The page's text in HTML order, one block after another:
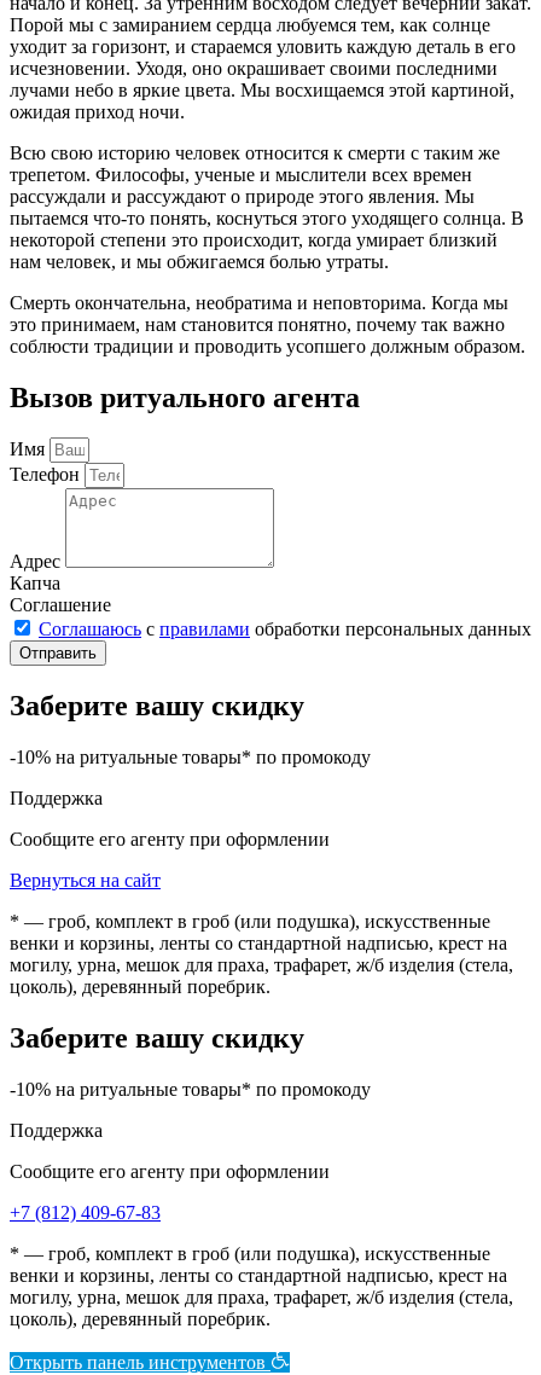
Порой мы с замиранием сердца любуемся тем, как солнце
уходит за горизонт, и стараемся уловить каждую деталь в его
исчезновении. Уходя, оно окрашивает своими последними
лучами небо в яркие цвета. Мы восхищаемся этой картиной,
ожидая приход ночи.
Всю свою историю человек относится к смерти с таким же
трепетом. Философы, ученые и мыслители всех времен
рассуждали и рассуждают о природе этого явления. Мы
пытаемся что-то понять, коснуться этого уходящего солнца. В
некоторой степени это происходит, когда умирает близкий
нам человек, и мы обжигаемся болью утраты.
Смерть окончательна, необратима и неповторима. Когда мы
это принимаем, нам становится понятно, почему так важно
соблюсти традиции и проводить усопшего должным образом.
Вызов ритуального агента
Имя
Телефон
Адрес
Капча
Соглашение
Соглашаюсь с правилами обработки персональных данных
Отправить
Заберите вашу скидку
-10% на ритуальные товары* по промокоду
Поддержка
Сообщите его агенту при оформлении
Вернуться на сайт
* — гроб, комплект в гроб (или подушка), искусственные
венки и корзины, ленты со стандартной надписью, крест на
могилу, урна, мешок для праха, трафарет, ж/б изделия (стела,
цоколь), деревянный поребрик.
Заберите вашу скидку
-10% на ритуальные товары* по промокоду
Поддержка
Сообщите его агенту при оформлении
+7 (812) 409-67-83
* — гроб, комплект в гроб (или подушка), искусственные
венки и корзины, ленты со стандартной надписью, крест на
могилу, урна, мешок для праха, трафарет, ж/б изделия (стела,
цоколь), деревянный поребрик.
Открыть панель инструментов